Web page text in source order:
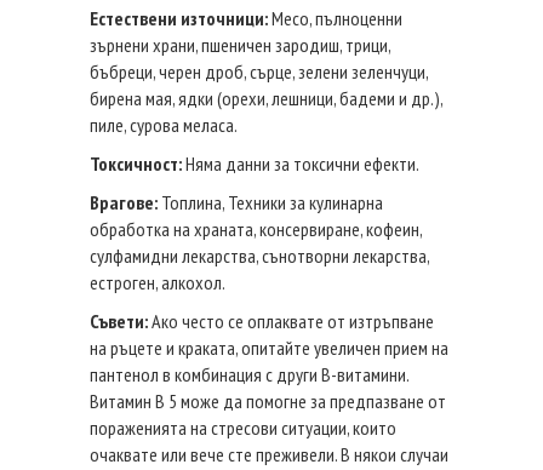
Естествени източници:Месо, пълноценни
зърнени храни, пшеничен зародиш, трици,
бъбреци, черен дроб, сърце, зелени зеленчуци,
бирена мая, ядки (орехи, лешници, бадеми и др.),
пиле, сурова меласа.
Токсичност:Няма данни за токсични ефекти.
Врагове: Топлина, Техники за кулинарна
обработка на храната, консервиране, кофеин,
сулфамидни лекарства, сънотворни лекарства,
естроген, алкохол.
Съвети:Ако често се оплаквате от изтръпване
на ръцете и краката, опитайте увеличен прием на
пантенол в комбинация с други В-витамини.
Витамин В 5 може да помогне за предпазване от
пораженията на стресови ситуации, които
очаквате или вече сте преживели. В някои случаи